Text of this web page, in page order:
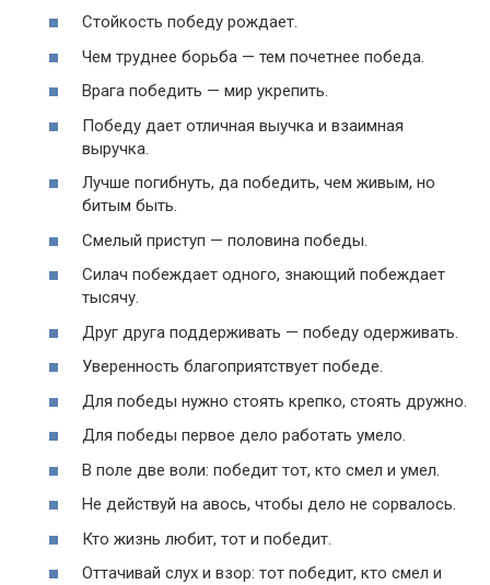
Стойкость победу рождает.
Чем труднее борьба — тем почетнее победа.
Врага победить — мир укрепить.
Победу дает отличная выучка и взаимная
выручка.
Лучше погибнуть, да победить, чем живым, но
битым быть.
Смелый приступ — половина победы.
Силач побеждает одного, знающий побеждает
тысячу.
Друг друга поддерживать — победу одерживать.
Уверенность благоприятствует победе.
Для победы нужно стоять крепко, стоять дружно.
Для победы первое дело работать умело.
В поле две воли: победит тот, кто смел и умел.
Не действуй на авось, чтобы дело не сорвалось.
Кто жизнь любит, тот и победит.
Оттачивай слух и взор: тот победит, кто смел и